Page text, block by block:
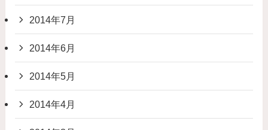
2014年7月
2014年6月
2014年5月
2014年4月